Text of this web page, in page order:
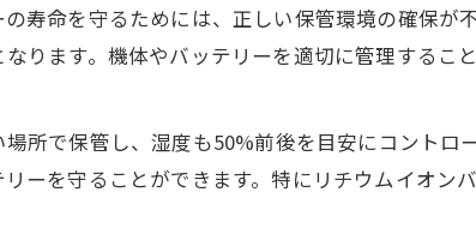
保管方法で変わるバッテリー寿命の実
バッテリーの劣化サインと定期点検の
ドローン保管場所選びで重視すべきポ
バッテリー保存に最適なドローン用ケー
寿命を守るためには、正しい保管環境の確保が
ります。機体やバッテリーを適切に管理するこ
所で保管し、湿度も50%前後を目安にコントロ
ーを守ることができます。特にリチウムイオン